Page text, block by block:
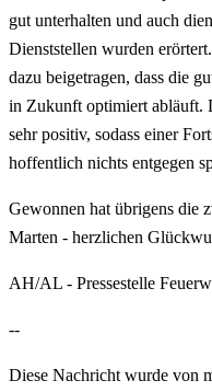
gut unterhalten und auch
Dienststellen wurden
dazu beigetragen, dass die
in Zukunft optimiert abläuft.
sehr positiv, sodass einer
hoffentlich nichts entgegen
Gewonnen hat übrigens die
Marten - herzlichen
AH/AL - Pressestelle
--
Diese Nachricht wurde von